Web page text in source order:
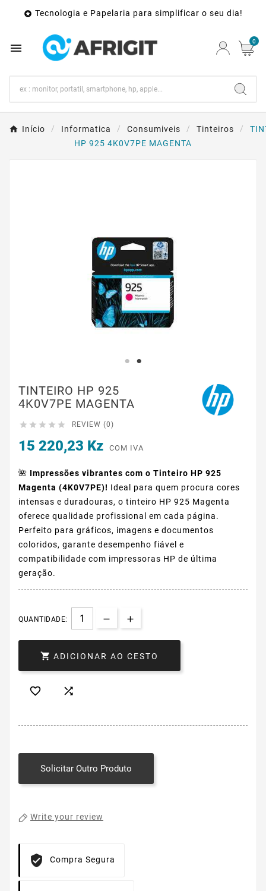
 Tecnologia e Papelaria para simplificar o seu dia!
 0
Início Informatica Consumiveis Tinteiros
HP 925 4K0V7PE MAGENTA
TINTEIRO HP 925
4K0V7PE MAGENTA
     REVIEW (0)
15 220,23 Kz COM IVA
🌺 Impressões vibrantes com o Tinteiro HP 925
Magenta (4K0V7PE)! Ideal para quem procura cores
intensas e duradouras, o tinteiro HP 925 Magenta
oferece qualidade profissional em cada página.
Perfeito para gráficos, imagens e documentos
coloridos, garante desempenho fiável e
compatibilidade com impressoras HP de última
geração.
QUANTIDADE:
 ADICIONAR AO CESTO
 
Solicitar Outro Produto
Write your review
Compra Segura